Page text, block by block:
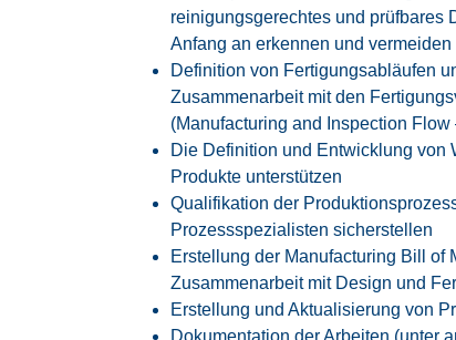
reinigungsgerechtes und prüfbares
Anfang an erkennen und vermeiden
Definition von Fertigungsabläufen
Zusammenarbeit mit den
(Manufacturing and Inspection Flow
Die Definition und Entwicklung von
Produkte unterstützen
Qualifikation der
Prozessspezialisten sicherstellen
Erstellung der Manufacturing Bill of
Zusammenarbeit mit Design und
Erstellung und Aktualisierung von
Dokumentation der Arbeiten (unter